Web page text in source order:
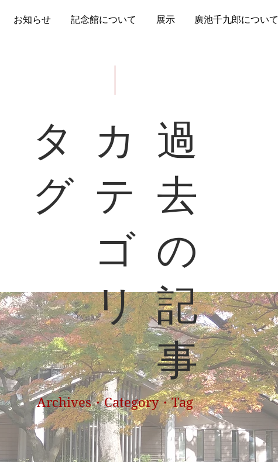
お知らせ 記念館について 展示 廣池千九郎について
Archives・Category・Tag
タ
グ
カ
テ
ゴ
リ
過
去
の
記
事